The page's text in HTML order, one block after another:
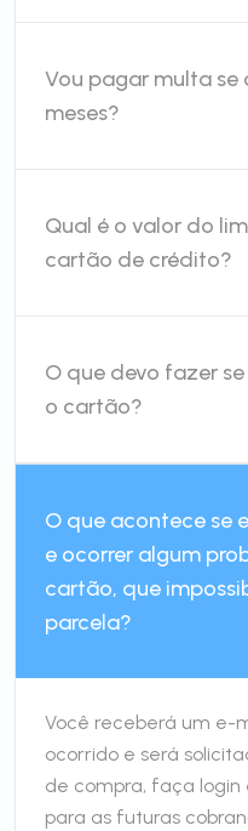
Vou pagar multa se
meses?
Qual é o valor do
cartão de crédito?
O que devo fazer
o cartão?
O que acontece se
e ocorrer algum
cartão, que
parcela?
Você receberá um e-
ocorrido e será
de compra, faça
para as futuras